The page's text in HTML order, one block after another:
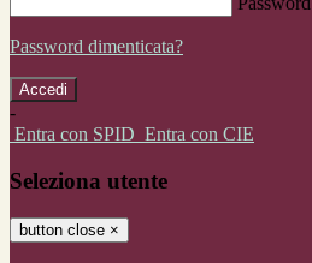
Password dimenticata?
-
Entra con SPID Entra con CIE
Seleziona utente
button close ×